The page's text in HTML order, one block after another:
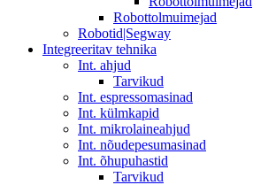
Robottolmuimejad
Robotid|Segway
Integreeritav tehnika
Int. ahjud
Tarvikud
Int. espressomasinad
Int. külmkapid
Int. mikrolaineahjud
Int. nõudepesumasinad
Int. õhupuhastid
Tarvikud